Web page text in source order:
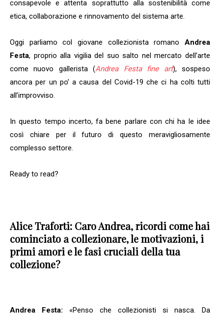
consapevole e attenta soprattutto alla sostenibilità come
etica, collaborazione e rinnovamento del sistema arte.
Oggi parliamo col giovane collezionista romano Andrea
Festa, proprio alla vigilia del suo salto nel mercato dell’arte
come nuovo gallerista (Andrea Festa fine art), sospeso
ancora per un po’ a causa del Covid-19 che ci ha colti tutti
all’improvviso.
In questo tempo incerto, fa bene parlare con chi ha le idee
così chiare per il futuro di questo meravigliosamente
complesso settore.
Ready to read?
Alice Traforti: Caro Andrea, ricordi come hai
cominciato a collezionare, le motivazioni, i
primi amori e le fasi cruciali della tua
collezione?
Andrea Festa: «Penso che collezionisti si nasca. Da